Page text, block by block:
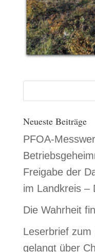
Neueste Beiträge
PFOA-
Freigabe der
im Landkreis –
Die Wahrheit
Leserbrief zum
gelangt über